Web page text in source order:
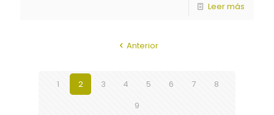
Leer más
Anterior
1 2 3 4 5 6 7
8
9